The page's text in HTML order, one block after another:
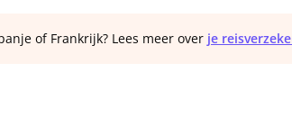
of Frankrijk? Lees meer over je